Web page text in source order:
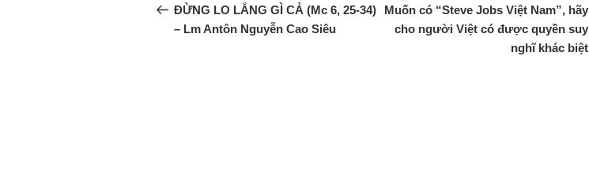
ĐỪNG LO LẮNG GÌ CẢ (Mc 6, 25-34)
– Lm Antôn Nguyễn Cao Siêu
Muốn có “Steve Jobs Việt Nam”, hãy
cho người Việt có được quyền suy
nghĩ khác biệt